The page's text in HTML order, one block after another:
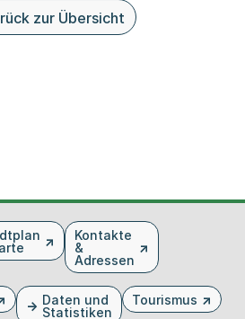
zur Übersicht
Kontakte
&
Adressen
Daten und
Statistiken
Tourismus